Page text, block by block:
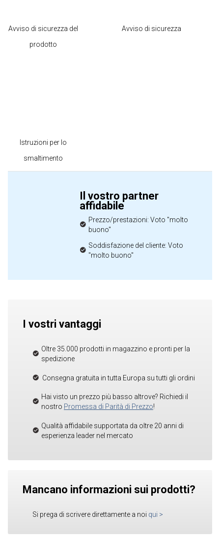
Avviso di sicurezza del
prodotto
Avviso di sicurezza
Istruzioni per lo
smaltimento
Il vostro partner
affidabile
Prezzo/prestazioni: Voto "molto
buono"
Soddisfazione del cliente: Voto
"molto buono"
I vostri vantaggi
Oltre 35.000 prodotti in magazzino e pronti per la
spedizione
Consegna gratuita in tutta Europa su tutti gli ordini
Hai visto un prezzo più basso altrove? Richiedi il
nostro Promessa di Parità di Prezzo!
Qualità affidabile supportata da oltre 20 anni di
esperienza leader nel mercato
Mancano informazioni sui prodotti?
Si prega di scrivere direttamente a noi qui >